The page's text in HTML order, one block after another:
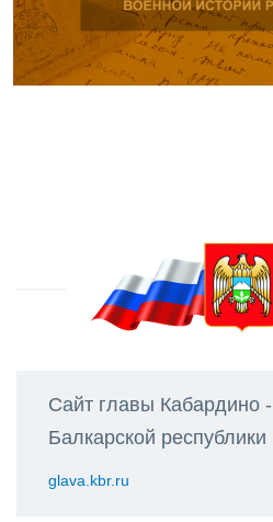
Сайт главы Кабардино -
Балкарской республики
glava.kbr.ru